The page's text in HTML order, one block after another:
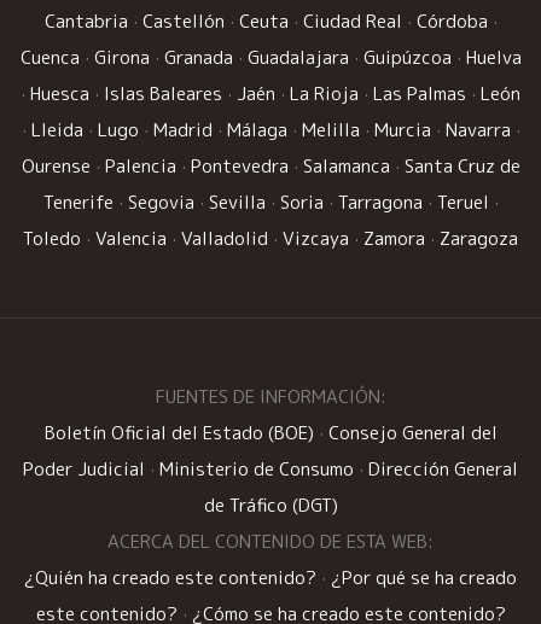
Cantabria · Castellón · Ceuta · Ciudad Real · Córdoba ·
Cuenca · Girona · Granada · Guadalajara · Guipúzcoa · Huelva
· Huesca · Islas Baleares · Jaén · La Rioja · Las Palmas · León
· Lleida · Lugo · Madrid · Málaga · Melilla · Murcia · Navarra ·
Ourense · Palencia · Pontevedra · Salamanca · Santa Cruz de
Tenerife · Segovia · Sevilla · Soria · Tarragona · Teruel ·
Toledo · Valencia · Valladolid · Vizcaya · Zamora · Zaragoza
FUENTES DE INFORMACIÓN:
Boletín Oficial del Estado (BOE) · Consejo General del
Poder Judicial · Ministerio de Consumo · Dirección General
de Tráfico (DGT)
ACERCA DEL CONTENIDO DE ESTA WEB:
¿Quién ha creado este contenido? · ¿Por qué se ha creado
este contenido? · ¿Cómo se ha creado este contenido?